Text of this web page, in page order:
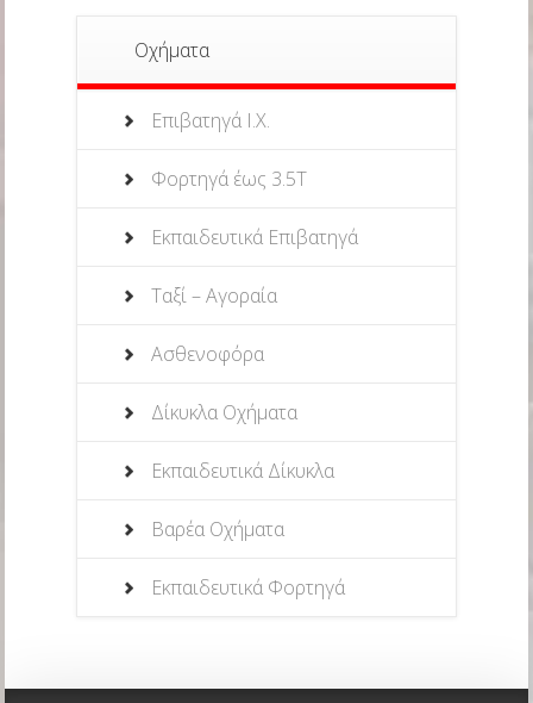
Οχήματα
Επιβατηγά Ι.Χ.
Φορτηγά έως 3.5Τ
Εκπαιδευτικά Επιβατηγά
Ταξί – Αγοραία
Ασθενοφόρα
Δίκυκλα Οχήματα
Εκπαιδευτικά Δίκυκλα
Βαρέα Οχήματα
Εκπαιδευτικά Φορτηγά